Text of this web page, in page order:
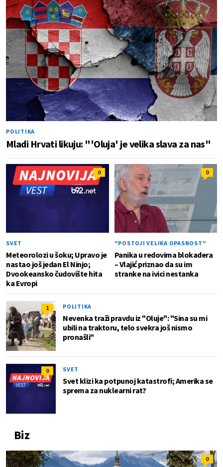
POLITIKA
Mladi Hrvati likuju: "'Oluja' je velika slava za nas"
0
SVET
Meteorolozi u šoku; Upravo je
nastao još jedan El Ninjo;
Dvookeansko čudovište hita
ka Evropi
0
"POSTOJI VELIKA OPASNOST"
Panika u redovima blokadera
– Vlajić priznao da su im
stranke na ivici nestanka
1 POLITIKA
Nevenka traži pravdu iz "Oluje": "Sina su mi
ubili na traktoru, telo svekra još nismo
pronašli"
0 SVET
Svet klizi ka potpunoj katastrofi; Amerika se
sprema za nuklearni rat?
Biz
0